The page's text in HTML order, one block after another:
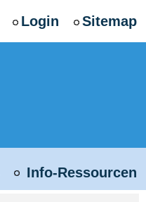
Login Sitemap
Info-Ressourcen